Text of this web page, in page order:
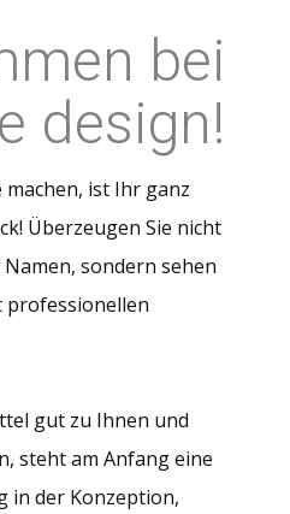
bei
design!
machen, ist Ihr ganz
Überzeugen Sie nicht
sondern sehen
professionellen
gut zu Ihnen und
steht am Anfang eine
in der Konzeption,